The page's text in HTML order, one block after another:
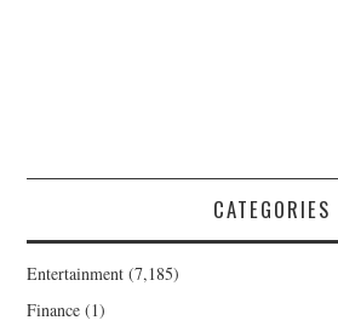
CATEGORIES
Entertainment (7,185)
Finance (1)